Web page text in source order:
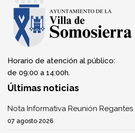
Horario de atención al público:
de 09:00 a 14:00h.
Últimas noticias
Nota Informativa Reunión Regantes
07 agosto 2026